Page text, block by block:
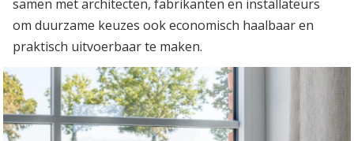
samen met architecten, fabrikanten en installateurs
om duurzame keuzes ook economisch haalbaar en
praktisch uitvoerbaar te maken.